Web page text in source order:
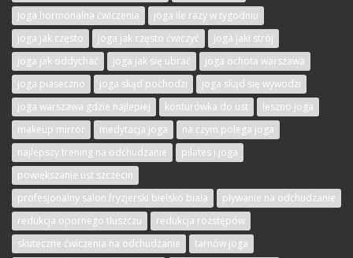
Joga hormonalna ćwiczenia
joga ile razy w tygodniu
joga jak często
joga jak często ćwiczyć
joga jaki strój
joga jak oddychać
joga jak się ubrać
joga ochota warszawa
joga piaseczno
joga skąd pochodzi
joga skąd się wywodzi
joga warszawa gdzie najlepiej
konturówka do ust
leszno joga
makeup mirror
medytacja joga
na czym polega joga
najlepszy trening na odchudzanie
pilates i joga
powiększanie ust szczecin
profesjonalny salon fryzjerski bielsko biała
pływanie na odchudzanie
redukcja opornego tłuszczu
redukcja rozstępów
skuteczne ćwiczenia na odchudzanie
tarnów joga